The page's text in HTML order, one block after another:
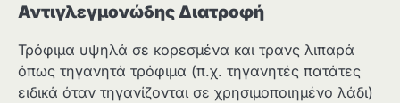
Αντιγλεγμονώδης Διατροφή
Τρόφιμα υψηλά σε κορεσμένα και τρανς λιπαρά
όπως τηγανητά τρόφιμα (π.χ. τηγανητές πατάτες
ειδικά όταν τηγανίζονται σε χρησιμοποιημένο λάδι)